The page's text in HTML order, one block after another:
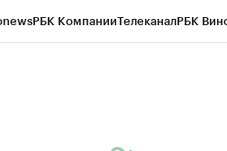
РБК КомпанииТелеканалРБК